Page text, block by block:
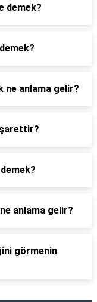
demek?
ne anlama gelir?
anlama gelir?
görmenin